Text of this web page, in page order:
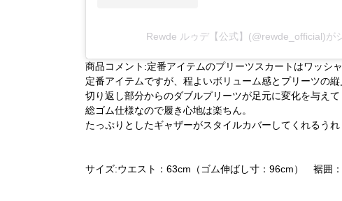
Rewde ルゥデ【公式】(@rewde_official)が
商品コメント:定番アイテムのプリーツスカートはワッシ
定番アイテムですが、程よいボリューム感とプリーツの
切り返し部分からのダブルプリーツが足元に変化を与えて
総ゴム仕様なので履き心地は楽ちん。
たっぷりとしたギャザーがスタイルカバーしてくれるうれ
サイズ:ウエスト：63cm（ゴム伸ばし寸：96cm） 裾囲